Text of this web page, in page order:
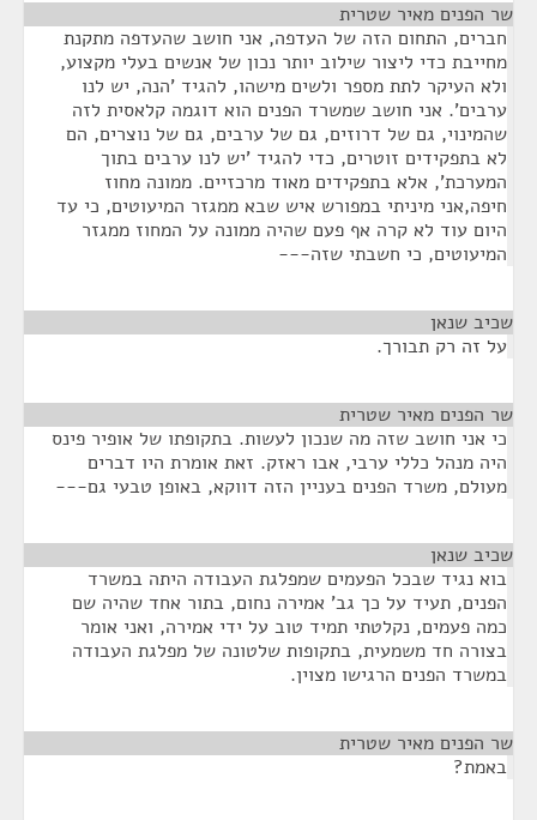
שר הפנים מאיר שטרית
חברים, התחום הזה של העדפה, אני חושב שהעדפה מתקנת
מחייבת כדי ליצור שילוב יותר נכון של אנשים בעלי מקצוע,
ולא העיקר לתת מספר ולשים מישהו, להגיד 'הנה, יש לנו
ערבים'. אני חושב שמשרד הפנים הוא דוגמה קלאסית לזה
שהמינוי, גם של דרוזים, גם של ערבים, גם של נוצרים, הם
לא בתפקידים זוטרים, כדי להגיד 'יש לנו ערבים בתוך
המערכת', אלא בתפקידים מאוד מרכזיים. ממונה מחוז
חיפה,אני מיניתי במפורש איש שבא ממגזר המיעוטים, כי עד
היום עוד לא קרה אף פעם שהיה ממונה על המחוז ממגזר
המיעוטים, כי חשבתי שזה---
שכיב שנאן
על זה רק תבורך.
שר הפנים מאיר שטרית
כי אני חושב שזה מה שנכון לעשות. בתקופתו של אופיר פינס
היה מנהל כללי ערבי, אבו ראזק. זאת אומרת היו דברים
מעולם, משרד הפנים בעניין הזה דווקא, באופן טבעי גם---
שכיב שנאן
בוא נגיד שבכל הפעמים שמפלגת העבודה היתה במשרד
הפנים, תעיד על כך גב' אמירה נחום, בתור אחד שהיה שם
כמה פעמים, נקלטתי תמיד טוב על ידי אמירה, ואני אומר
בצורה חד משמעית, בתקופות שלטונה של מפלגת העבודה
במשרד הפנים הרגישו מצוין.
שר הפנים מאיר שטרית
באמת?